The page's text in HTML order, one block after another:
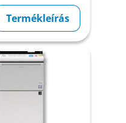
Termékleírás